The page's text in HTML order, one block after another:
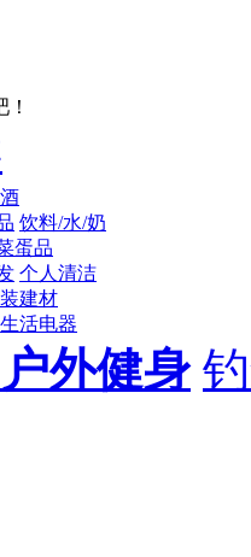
饮料/水/奶
蛋品
个人清洁
建材
生活电器
外健身